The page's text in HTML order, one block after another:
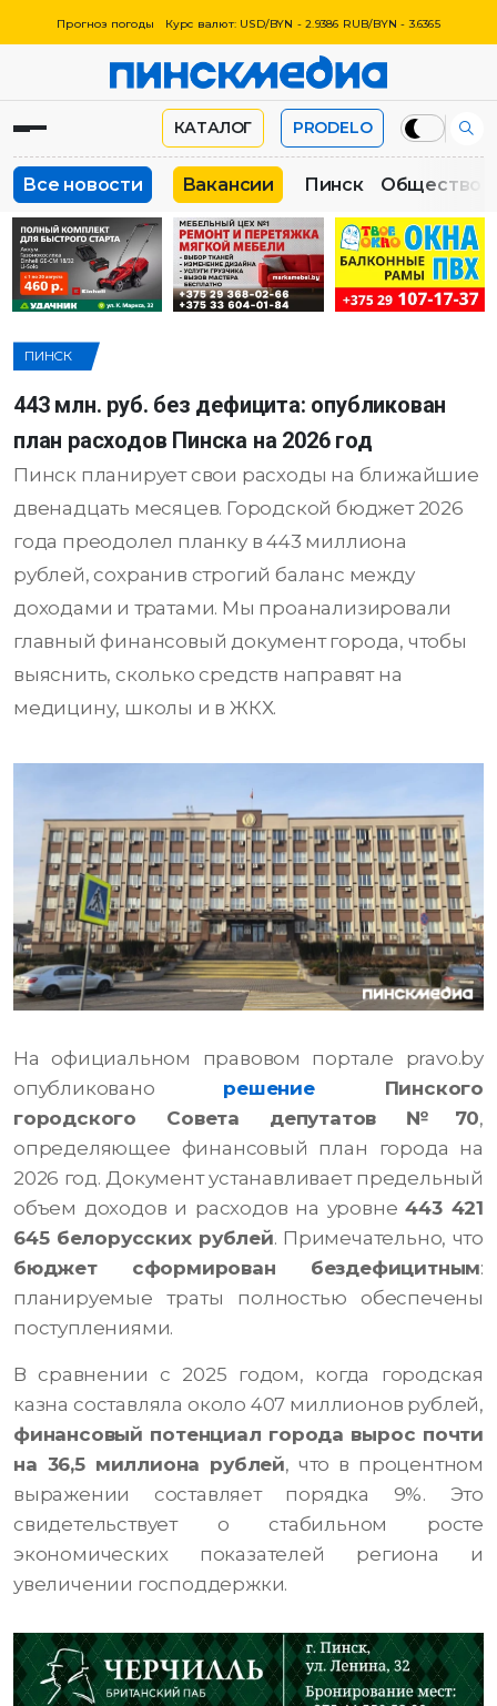
Прогноз погоды Курс валют: USD/BYN - 2.9386 RUB/BYN - 3.6365
КАТАЛОГ PRODELO
Все новости Вакансии Пинск Общество
ПИНСК
443 млн. руб. без дефицита: опубликован
план расходов Пинска на 2026 год
Пинск планирует свои расходы на ближайшие
двенадцать месяцев. Городской бюджет 2026
года преодолел планку в 443 миллиона
рублей, сохранив строгий баланс между
доходами и тратами. Мы проанализировали
главный финансовый документ города, чтобы
выяснить, сколько средств направят на
медицину, школы и в ЖКХ.
На официальном правовом портале pravo.by
опубликовано решениеПинского
городского Совета депутатов №70,
определяющее финансовый план города на
2026 год. Документ устанавливает предельный
объем доходов и расходов на уровне443 421
645 белорусских рублей. Примечательно, что
бюджет сформирован бездефицитным:
планируемые траты полностью обеспечены
поступлениями.
В сравнении с 2025 годом, когда городская
казна составляла около 407 миллионов рублей,
финансовый потенциал города вырос почти
на 36,5 миллиона рублей, что в процентном
выражении составляет порядка 9%. Это
свидетельствует о стабильном росте
экономических показателей региона и
увеличении господдержки.